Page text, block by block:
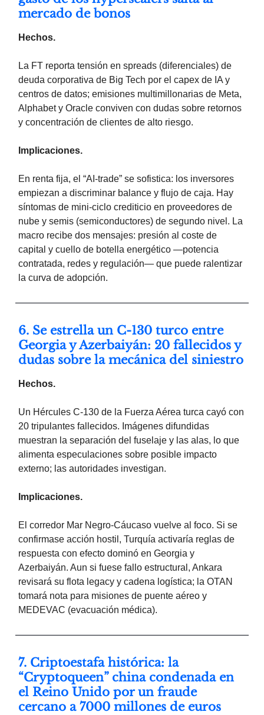
mercado de bonos
Hechos.
La FT reporta tensión en spreads (diferenciales) de
deuda corporativa de Big Tech por el capex de IA y
centros de datos; emisiones multimillonarias de Meta,
Alphabet y Oracle conviven con dudas sobre retornos
y concentración de clientes de alto riesgo.
Implicaciones.
En renta fija, el “AI-trade” se sofistica: los inversores
empiezan a discriminar balance y flujo de caja. Hay
síntomas de mini-ciclo crediticio en proveedores de
nube y semis (semiconductores) de segundo nivel. La
macro recibe dos mensajes: presión al coste de
capital y cuello de botella energético —potencia
contratada, redes y regulación— que puede ralentizar
la curva de adopción.
6. Se estrella un C-130 turco entre
Georgia y Azerbaiyán: 20 fallecidos y
dudas sobre la mecánica del siniestro
Hechos.
Un Hércules C-130 de la Fuerza Aérea turca cayó con
20 tripulantes fallecidos. Imágenes difundidas
muestran la separación del fuselaje y las alas, lo que
alimenta especulaciones sobre posible impacto
externo; las autoridades investigan.
Implicaciones.
El corredor Mar Negro-Cáucaso vuelve al foco. Si se
confirmase acción hostil, Turquía activaría reglas de
respuesta con efecto dominó en Georgia y
Azerbaiyán. Aun si fuese fallo estructural, Ankara
revisará su flota legacy y cadena logística; la OTAN
tomará nota para misiones de puente aéreo y
MEDEVAC (evacuación médica).
7. Criptoestafa histórica: la
“Cryptoqueen” china condenada en
el Reino Unido por un fraude
cercano a 7000 millones de euros